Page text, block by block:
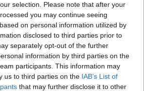
selection. Please note that after your
you may continue seeing
on personal information utilized by
disclosed to third parties prior to
separately opt-out of the further
information by third parties on the
participants. This information may
us to third parties on the IAB’s List of
that may further disclose it to other